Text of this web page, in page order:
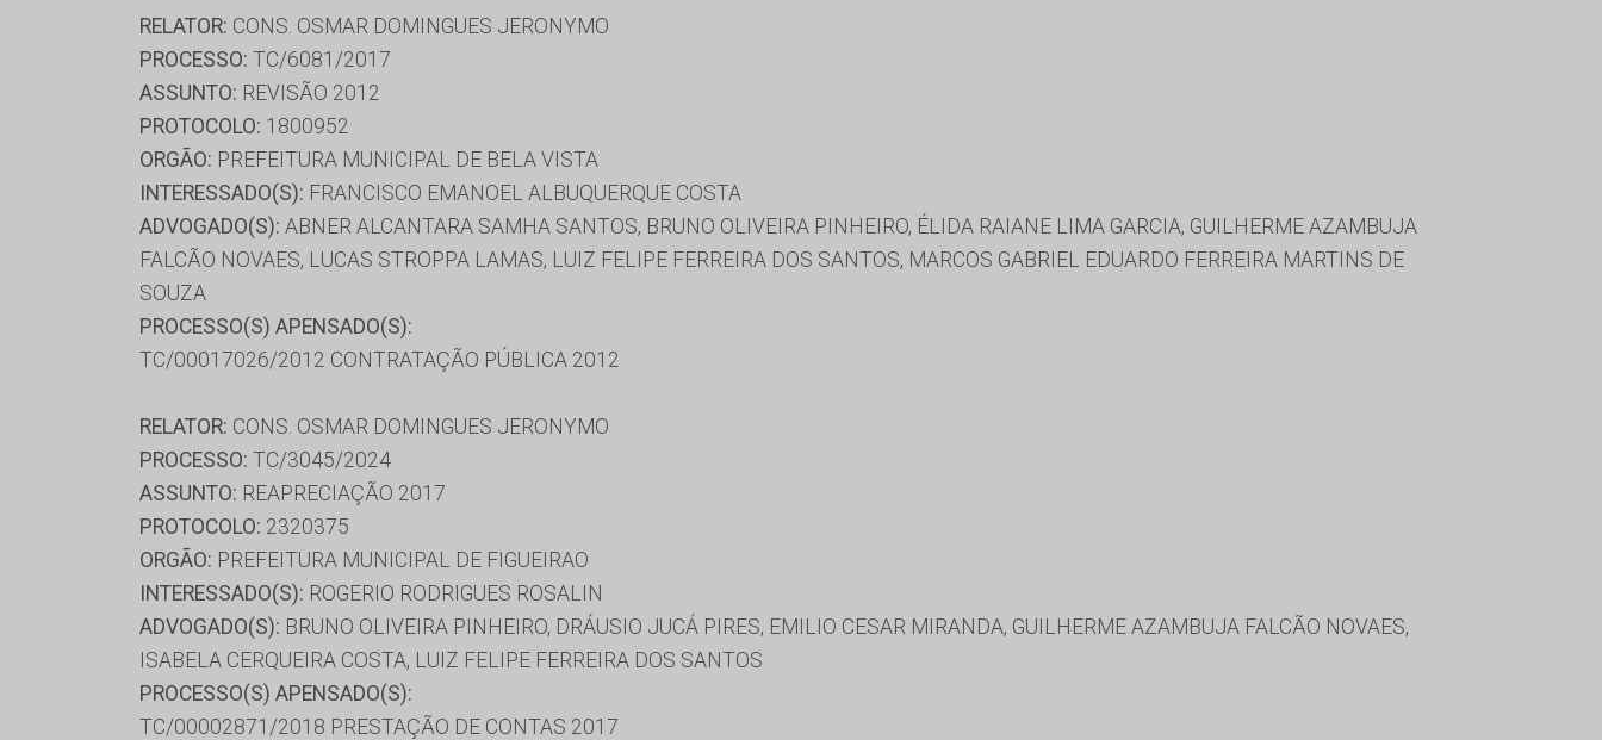
RELATOR: CONS. OSMAR DOMINGUES JERONYMO
PROCESSO: TC/6081/2017
ASSUNTO: REVISÃO 2012
PROTOCOLO: 1800952
ORGÃO: PREFEITURA MUNICIPAL DE BELA VISTA
INTERESSADO(S): FRANCISCO EMANOEL ALBUQUERQUE COSTA
ADVOGADO(S): ABNER ALCANTARA SAMHA SANTOS, BRUNO OLIVEIRA PINHEIRO, ÉLIDA RAIANE LIMA GARCIA, GUILHERME AZAMBUJA
FALCÃO NOVAES, LUCAS STROPPA LAMAS, LUIZ FELIPE FERREIRA DOS SANTOS, MARCOS GABRIEL EDUARDO FERREIRA MARTINS DE
SOUZA
PROCESSO(S) APENSADO(S):
TC/00017026/2012 CONTRATAÇÃO PÚBLICA 2012
RELATOR: CONS. OSMAR DOMINGUES JERONYMO
PROCESSO: TC/3045/2024
ASSUNTO: REAPRECIAÇÃO 2017
PROTOCOLO: 2320375
ORGÃO: PREFEITURA MUNICIPAL DE FIGUEIRAO
INTERESSADO(S): ROGERIO RODRIGUES ROSALIN
ADVOGADO(S): BRUNO OLIVEIRA PINHEIRO, DRÁUSIO JUCÁ PIRES, EMILIO CESAR MIRANDA, GUILHERME AZAMBUJA FALCÃO NOVAES,
ISABELA CERQUEIRA COSTA, LUIZ FELIPE FERREIRA DOS SANTOS
PROCESSO(S) APENSADO(S):
TC/00002871/2018 PRESTAÇÃO DE CONTAS 2017